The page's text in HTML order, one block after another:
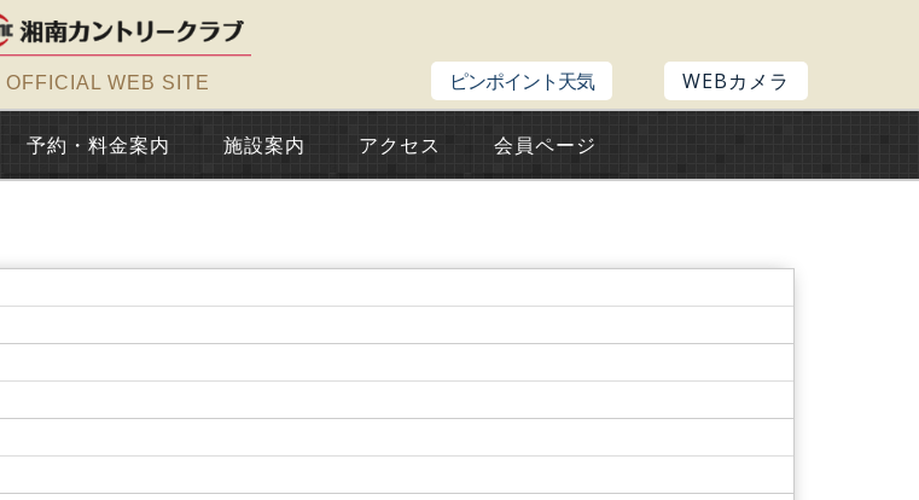
ピンポイント天気 WEBカメラ
OFFICIAL WEB SITE
予約・料金案内 施設案内 アクセス 会員ページ